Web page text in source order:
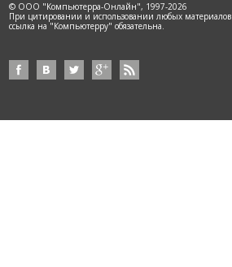
© ООО "Компьютерра-Онлайн", 1997-2026
При цитировании и использовании любых материалов
ссылка на "Компьютерру" обязательна.